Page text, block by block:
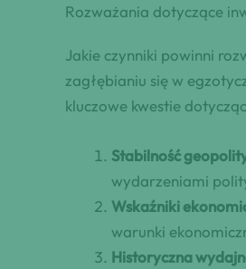
Rozważania dotyczące
Jakie czynniki powinni
zagłębianiu się w
kluczowe kwestie
Stabilność
wydarzeniami
Wskaźniki
warunki
Historyczna